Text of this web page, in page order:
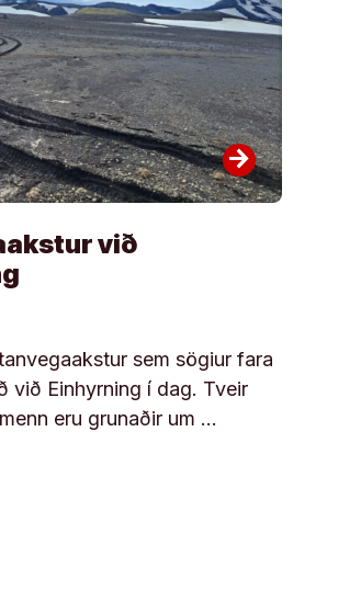
arrow_forward
við
sem sögiur fara
við Einhyrning í dag. Tveir
eru grunaðir um …